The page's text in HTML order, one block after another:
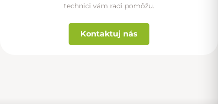
technici vám radi pomôžu.
Kontaktuj nás